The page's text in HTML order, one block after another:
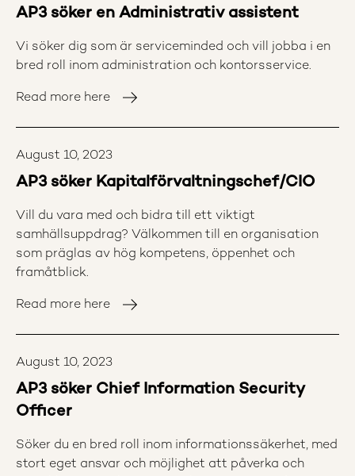
AP3 söker en Administrativ assistent
Vi söker dig som är serviceminded och vill jobba i en
bred roll inom administration och kontorsservice.
Read more here
August 10, 2023
AP3 söker Kapitalförvaltningschef/CIO
Vill du vara med och bidra till ett viktigt
samhällsuppdrag? Välkommen till en organisation
som präglas av hög kompetens, öppenhet och
framåtblick.
Read more here
August 10, 2023
AP3 söker Chief Information Security
Officer
Söker du en bred roll inom informationssäkerhet, med
stort eget ansvar och möjlighet att påverka och